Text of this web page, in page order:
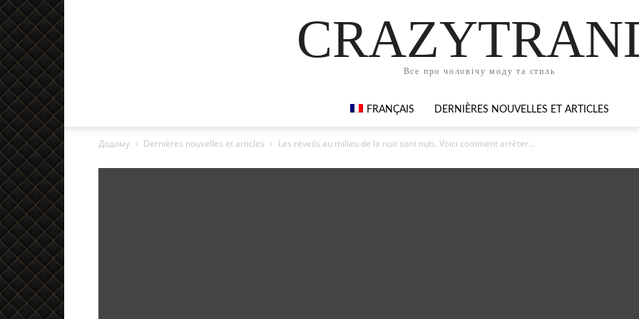
Все про чоловічу моду та стиль
FRANÇAIS DERNIÈRES NOUVELLES ET ARTICLES
Додому Dernières nouvelles et articles Les réveils au milieu de la nuit sont nuls. Voici comment arrêter...